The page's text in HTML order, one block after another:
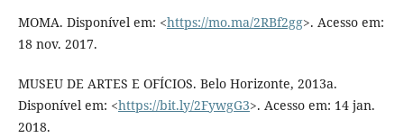
MOMA. Disponível em: <https://mo.ma/2RBf2gg>. Acesso em:
18 nov. 2017.
MUSEU DE ARTES E OFÍCIOS. Belo Horizonte, 2013a.
Disponível em: <https://bit.ly/2FywgG3>. Acesso em: 14 jan.
2018.